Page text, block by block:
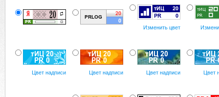
Изменить цвет
Цвет надписи Цвет надписи Цвет надписи Цвет